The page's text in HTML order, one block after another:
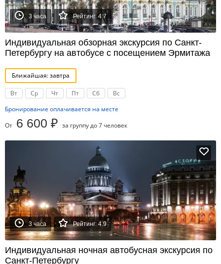
3 часа Рейтинг: 4.7
Индивидуальная обзорная экскурсия по Санкт-
Петербургу на автобусе с посещением Эрмитажа
Ближайшая: завтра
Вт Ср Чт Пт Сб
Вс
Бронирование оплачивается на месте
От 6 600 ₽ за группу до 7 человек
3 часа Рейтинг: 4.9
Индивидуальная ночная автобусная экскурсия по
Санкт-Петербургу